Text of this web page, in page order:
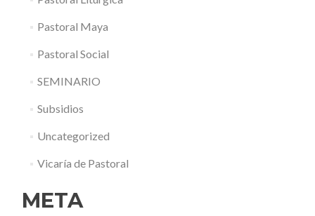
Pastoral Maya
Pastoral Social
SEMINARIO
Subsidios
Uncategorized
Vicaría de Pastoral
META